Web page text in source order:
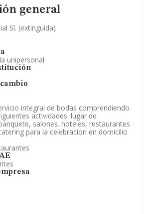
general
Sl. (extinguida)
unipersonal
integral de bodas comprendiendo
actividades. lugar de
salones. hoteles, restaurantes
para la celebracion en domicilio
y registral complementaria.